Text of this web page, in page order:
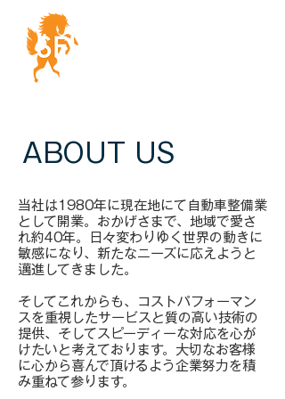
ABOUT US
当社は1980年に現在地にて自動車整備業
として開業。おかげさまで、地域で愛さ
れ約40年。日々変わりゆく世界の動きに
敏感になり、新たなニーズに応えようと
邁進してきました。
そしてこれからも、コストパフォーマン
スを重視したサービスと質の高い技術の
提供、そしてスピーディーな対応を心が
けたいと考えております。大切なお客様
に心から喜んで頂けるよう企業努力を積
み重ねて参ります。